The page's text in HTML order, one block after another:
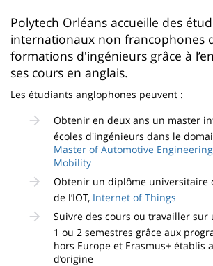
Contenu
de
la
page
principale
Polytech Orléans accueille des
internationaux non francophones
formations d'ingénieurs grâce à
ses cours en anglais.
Les étudiants anglophones peuvent :
Obtenir en deux ans un master
écoles d'ingénieurs dans le
Master of Automotive
Mobility
Obtenir un diplôme universitaire
de l’IOT, Internet of Things
Suivre des cours ou travailler
1 ou 2 semestres grâce aux
hors Europe et Erasmus+ établis
d’origine